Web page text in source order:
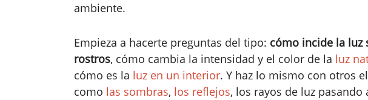
ambiente.
Empieza a hacerte preguntas del tipo: cómo incide la luz
rostros, cómo cambia la intensidad y el color de la luz
cómo es la luz en un interior. Y haz lo mismo con otros
como las sombras, los reflejos, los rayos de luz pasando